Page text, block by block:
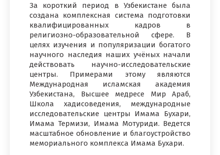
За короткий период в Узбекистане была
создана комплексная система подготовки
квалифицированных кадров в
религиозно-образовательной сфере. В
целях изучения и популяризации богатого
научного наследия наших учёных начали
действовать научно-исследовательские
центры. Примерами этому являются
Международная исламская академия
Узбекистана, Высшее медресе Мир Араб,
Школа хадисоведения, международные
исследовательские центры Имама Бухари,
Имама Термизи, Имама Мотуриди. Ведется
масштабное обновление и благоустройство
мемориального комплекса Имама Бухари.